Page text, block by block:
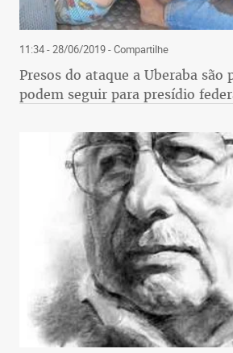
11:34 - 28/06/2019- Compartilhe
Presos do ataque a Uberaba são
podem seguir para presídio